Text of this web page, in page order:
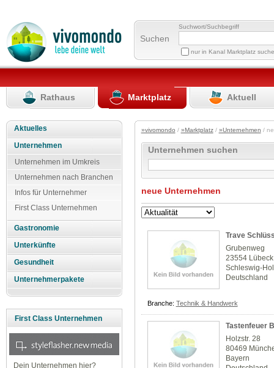
Suchen
Suchwort/Suchbegriff
nur in Kanal Marktplatz
Rathaus Marktplatz Aktuell
Aktuelles
Unternehmen
Unternehmen im Umkreis
Unternehmen nach Branchen
Infos für Unternehmer
First Class Unternehmen
Gastronomie
Unterkünfte
Gesundheit
Unternehmerpakete
First Class Unternehmen
Dein Unternehmen hier?
»vivomondo / »Marktplatz/ »Unternehmen /
Unternehmen suchen
neue Unternehmen
Trave
Grubenweg
23554 Lübeck
Schleswig-
Deutschland
Branche: Technik & Handwerk
Tastenfeuer
Holzstr. 28
80469
Bayern